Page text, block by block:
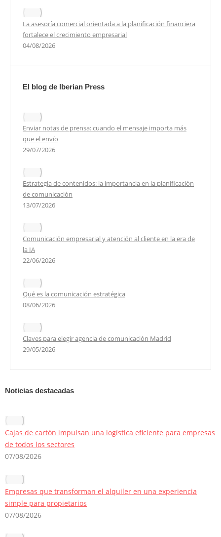
La asesoría comercial orientada a la planificación financiera
fortalece el crecimiento empresarial
04/08/2026
El blog de Iberian Press
Enviar notas de prensa: cuando el mensaje importa más
que el envío
29/07/2026
Estrategia de contenidos: la importancia en la planificación
de comunicación
13/07/2026
Comunicación empresarial y atención al cliente en la era de
la IA
22/06/2026
Qué es la comunicación estratégica
08/06/2026
Claves para elegir agencia de comunicación Madrid
29/05/2026
Noticias destacadas
Cajas de cartón impulsan una logística eficiente para empresas
de todos los sectores
07/08/2026
Empresas que transforman el alquiler en una experiencia
simple para propietarios
07/08/2026